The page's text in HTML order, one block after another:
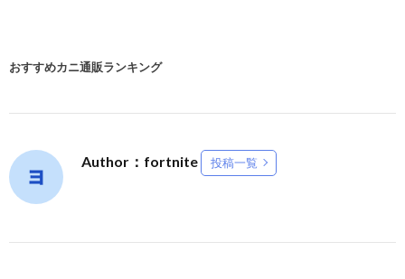
おすすめカニ通販ランキング
Author：fortnite 投稿一覧